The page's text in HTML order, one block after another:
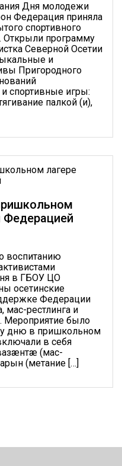
Дня молодежи
Федерация приняла
спортивного
Открыли программу
Северной Осетии
и
Пригородного
спортивные игры:
палкой (и),
Федерацией
воспитанию
в ГБОУ ЦО
осетинские
Федерации
мас-рестлинга и
Мероприятие было
дню в пришкольном
в себя
(мас-
(метание […]